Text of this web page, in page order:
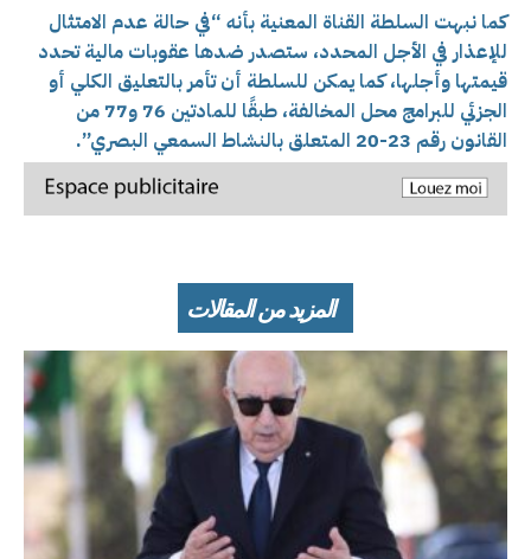
كما نبهت السلطة القناة المعنية بأنه “في حالة عدم الامتثال
للإعذار في الأجل المحدد، ستصدر ضدها عقوبات مالية تحدد
قيمتها وأجلها، كما يمكن للسلطة أن تأمر بالتعليق الكلي أو
الجزئي للبرامج محل المخالفة، طبقًا للمادتين 76 و77 من
القانون رقم 23-20 المتعلق بالنشاط السمعي البصري”.
المزيد من المقالات